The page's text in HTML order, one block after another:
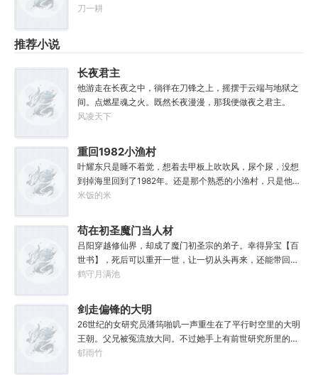
刀一耕
推荐小说
长夜君主
他游走在长夜之中，徜徉在刀锋之上，摇摆于云端与地狱之
间。点燃星魂之火。既然长夜漫漫，那我便做夜之君主。
风凌天下
重回1982小渔村
叶耀东只是睡不着觉，想着去甲板上吹吹风，尿个尿，没想
到掉海里回到了1982年。还是那个熟悉的小渔村，只是他已
经不是年轻时候的他了。混账了半辈子，这回他想好好来过
他也没什么大理想大志向，只想挽回遗憾，跟老婆好好过日
子，一家子平安喜乐就好。
米饭的米
苟在初圣魔门当人材
吕阳穿越修仙界，却成了魔门初圣宗的弟子。幸得异宝【百
世书】，死后可以重开一世，让一切从头再来，还能带回前
世的宝物，修为，寿命，甚至觉醒特殊的天赋。奈何次数有
定先在魔门苟住，一世世苦修，不成仙不出山，奈何魔门凶
险异常，遍地都是人材。第一世，吕阳惨遭师姐暗算。第二
世，好不容易反杀师姐，又遭师兄毒手。第三世，第四
世……直到百世之后，再回首，吕阳才发现自己已经成为了
一代魔道巨擘，初圣宗里最畜生的那一个。“魔门个个都是人
鹤守月满池
剑走偏锋的大明
26世纪的女研究员潘筠啪叽一声重生在了平行时空里的大明
王朝。父兄被冤流放大同。不过她手上有前世研究所里的镇
馆神器——灵境！为救家人，潘筠化身道观小道士，仗剑提
郁雨竹